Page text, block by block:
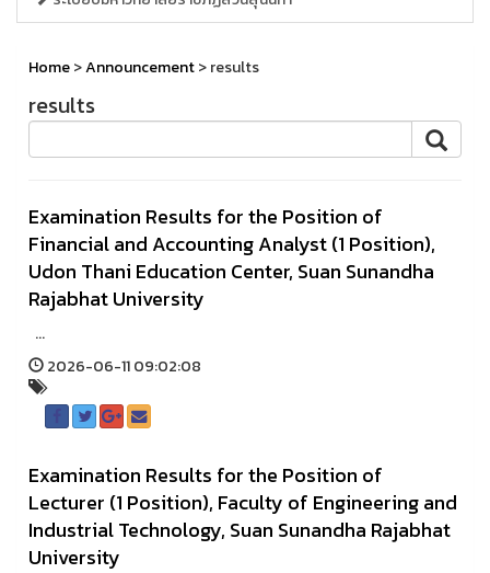
Home>Announcement> results
results
Examination Results for the Position of
Financial and Accounting Analyst (1 Position),
Udon Thani Education Center, Suan Sunandha
Rajabhat University
...
2026-06-11 09:02:08
Examination Results for the Position of
Lecturer (1 Position), Faculty of Engineering and
Industrial Technology, Suan Sunandha Rajabhat
University